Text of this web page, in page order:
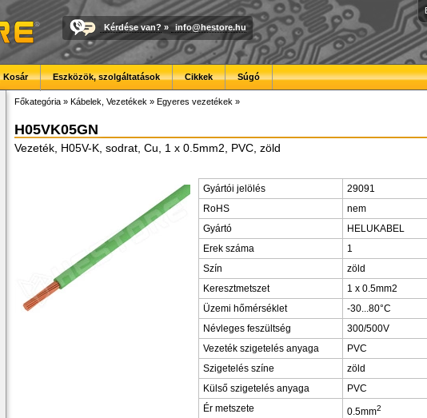
Kérdése van? » info@hestore.hu
Kosár Eszközök, szolgáltatások Cikkek Súgó
Főkategória » Kábelek, Vezetékek » Egyeres vezetékek »
H05VK05GN
Vezeték, H05V-K, sodrat, Cu, 1 x 0.5mm2, PVC, zöld
Gyártói jelölés
29091
RoHS
nem
Gyártó
HELUKABEL
Erek száma
1
Szín
zöld
Keresztmetszet
1 x 0.5mm2
Üzemi hőmérséklet
-30...80°C
Névleges feszültség
300/500V
Vezeték szigetelés anyaga
PVC
Szigetelés színe
zöld
Külső szigetelés anyaga
PVC
Ér metszete
0.5mm2